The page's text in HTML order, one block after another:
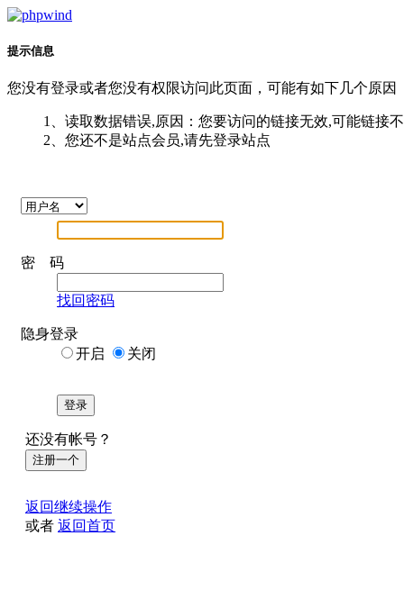
提示信息
您没有登录或者您没有权限访问此页面，可能有如下几个原因
1、读取数据错误,原因：您要访问的链接无效,可能链接
2、您还不是站点会员,请先登录站点
密 码
找回密码
隐身登录
开启
关闭
登录
还没有帐号？
注册一个
返回继续操作
或者 返回首页